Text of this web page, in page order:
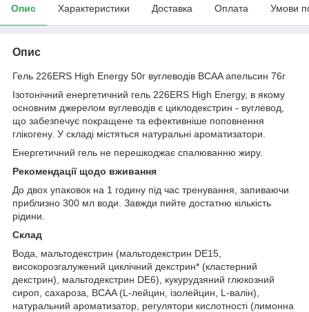
Опис Характеристики Доставка Оплата Умови
Опис
Гель 226ERS High Energy 50г вуглеводів BCAA апельсин 76г
Ізотонічний енергетичний гель 226ERS High Energy, в якому
основним джерелом вуглеводів є циклодекстрин - вуглевод,
що забезпечує покращене та ефективніше поповнення
глікогену. У складі містяться натуральні ароматизатори.
Енергетичний гель не перешкоджає спалюванню жиру.
Рекомендації щодо вживання
До двох упаковок на 1 годину під час тренування, запиваючи
приблизно 300 мл води. Завжди пийте достатню кількість
рідини.
Склад
Вода, мальтодекстрин (мальтодекстрин DE15,
високорозгалужений циклічний декстрин* (кластерний
декстрин), мальтодекстрин DE6), кукурудзяний глюкозний
сироп, сахароза, BCAA (L-лейцин, ізолейцин, L-валін),
натуральний ароматизатор, регулятори кислотності (лимонна